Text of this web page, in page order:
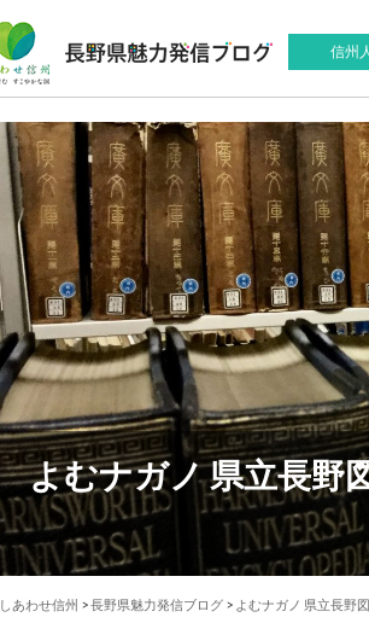
信州
よむナガノ 県立長野
しあわせ信州 >長野県魅力発信ブログ > よむナガノ 県立長野